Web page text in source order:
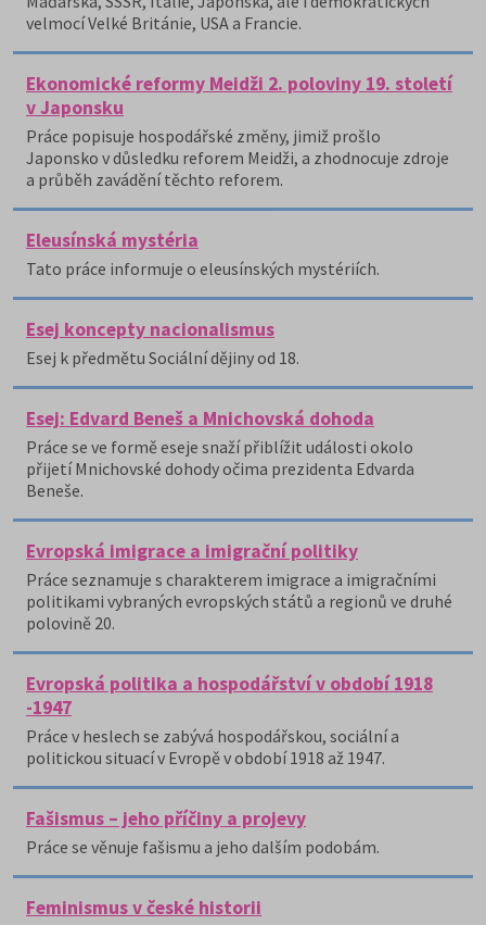
velmocí Velké Británie, USA a Francie.
Ekonomické reformy Meidži 2. poloviny 19. století
v Japonsku
Práce popisuje hospodářské změny, jimiž prošlo
Japonsko v důsledku reforem Meidži, a zhodnocuje zdroje
a průběh zavádění těchto reforem.
Eleusínská mystéria
Tato práce informuje o eleusínských mystériích.
Esej koncepty nacionalismus
Esej k předmětu Sociální dějiny od 18.
Esej: Edvard Beneš a Mnichovská dohoda
Práce se ve formě eseje snaží přiblížit události okolo
přijetí Mnichovské dohody očima prezidenta Edvarda
Beneše.
Evropská imigrace a imigrační politiky
Práce seznamuje s charakterem imigrace a imigračními
politikami vybraných evropských států a regionů ve druhé
polovině 20.
Evropská politika a hospodářství v období 1918
-1947
Práce v heslech se zabývá hospodářskou, sociální a
politickou situací v Evropě v období 1918 až 1947.
Fašismus – jeho příčiny a projevy
Práce se věnuje fašismu a jeho dalším podobám.
Feminismus v české historii